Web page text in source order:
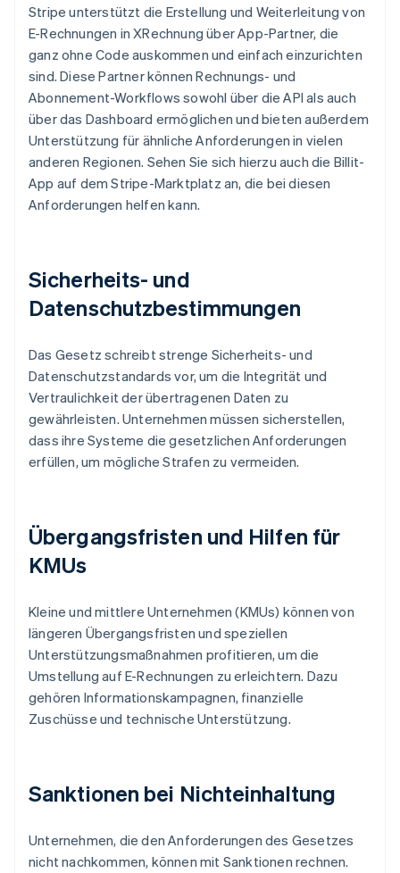
Stripe unterstützt die Erstellung und Weiterleitung von
E-Rechnungen in XRechnung über App-Partner, die
ganz ohne Code auskommen und einfach einzurichten
sind. Diese Partner können Rechnungs- und
Abonnement-Workflows sowohl über die API als auch
über das Dashboard ermöglichen und bieten außerdem
Unterstützung für ähnliche Anforderungen in vielen
anderen Regionen. Sehen Sie sich hierzu auch die Billit-
App auf dem Stripe-Marktplatz an, die bei diesen
Anforderungen helfen kann.
Sicherheits- und
Datenschutzbestimmungen
Das Gesetz schreibt strenge Sicherheits- und
Datenschutzstandards vor, um die Integrität und
Vertraulichkeit der übertragenen Daten zu
gewährleisten. Unternehmen müssen sicherstellen,
dass ihre Systeme die gesetzlichen Anforderungen
erfüllen, um mögliche Strafen zu vermeiden.
Übergangsfristen und Hilfen für
KMUs
Kleine und mittlere Unternehmen (KMUs) können von
längeren Übergangsfristen und speziellen
Unterstützungsmaßnahmen profitieren, um die
Umstellung auf E-Rechnungen zu erleichtern. Dazu
gehören Informationskampagnen, finanzielle
Zuschüsse und technische Unterstützung.
Sanktionen bei Nichteinhaltung
Unternehmen, die den Anforderungen des Gesetzes
nicht nachkommen, können mit Sanktionen rechnen.